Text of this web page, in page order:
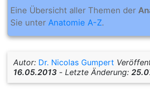
Eine Übersicht aller Themen der
Sie unter Anatomie A-Z.
Autor: Dr. Nicolas Gumpert
16.05.2013 - Letzte Änderung: